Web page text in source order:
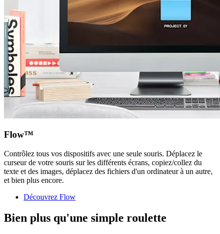
Flow™
Contrôlez tous vos dispositifs avec une seule souris. Déplacez le
curseur de votre souris sur les différents écrans, copiez/collez du
texte et des images, déplacez des fichiers d'un ordinateur à un autre,
et bien plus encore.
Découvrez Flow
Bien plus qu'une simple roulette